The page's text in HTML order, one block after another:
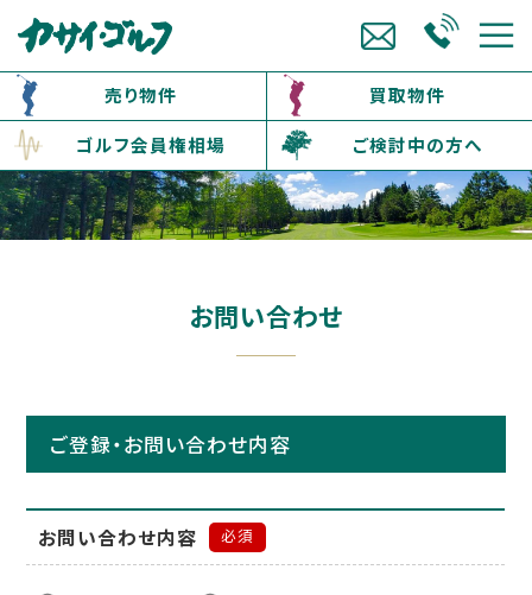
売り物件
買取物件
ゴルフ会員権相場
ご検討中の方へ
お問い合わせ
ご登録・お問い合わせ内容
お問い合わせ内容 必須